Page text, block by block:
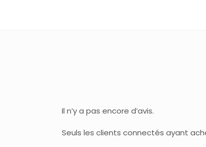
Il n’y a pas encore d’avis.
Seuls les clients connectés ayant